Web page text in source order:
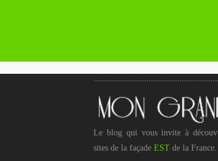
Le blog qui vous invite à
sites de la façade EST de la France.